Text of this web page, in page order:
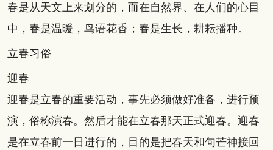
春是从天文上来划分的，而在自然界、在人们的心目
中，春是温暖，鸟语花香；春是生长，耕耘播种。
立春习俗
迎春
迎春是立春的重要活动，事先必须做好准备，进行预
演，俗称演春。然后才能在立春那天正式迎春。迎春
是在立春前一日进行的，目的是把春天和句芒神接回